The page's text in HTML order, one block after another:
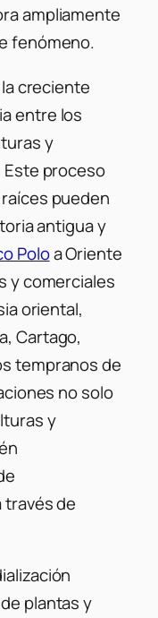
ampliamente
fenómeno.
creciente
entre los
y
Este proceso
pueden
antigua y
Poloa Oriente
y comerciales
oriental,
Cartago,
tempranos de
no solo
y
de
plantas y